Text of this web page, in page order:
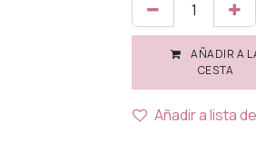
AÑADIR A
CESTA
Añadir a lista